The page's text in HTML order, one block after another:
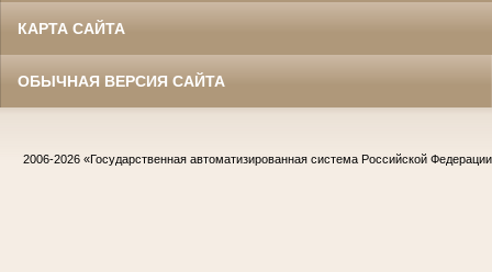
КАРТА САЙТА
ОБЫЧНАЯ ВЕРСИЯ САЙТА
2006-2026 «Государственная автоматизированная система Российской